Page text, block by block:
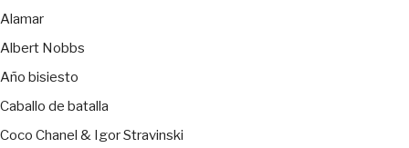
Alamar
Albert Nobbs
Año bisiesto
Caballo de batalla
Coco Chanel & Igor Stravinski